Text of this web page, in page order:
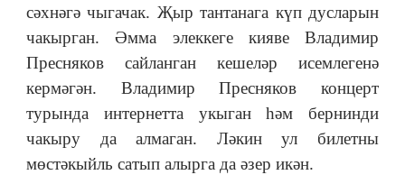
сәхнәгә чыгачак. Җыр тантанага күп дусларын
чакырган. Әмма элеккеге кияве Владимир
Пресняков сайланган кешеләр исемлегенә
кермәгән. Владимир Пресняков концерт
турында интернетта укыган һәм бернинди
чакыру да алмаган. Ләкин ул билетны
мөстәкыйль сатып алырга да әзер икән.